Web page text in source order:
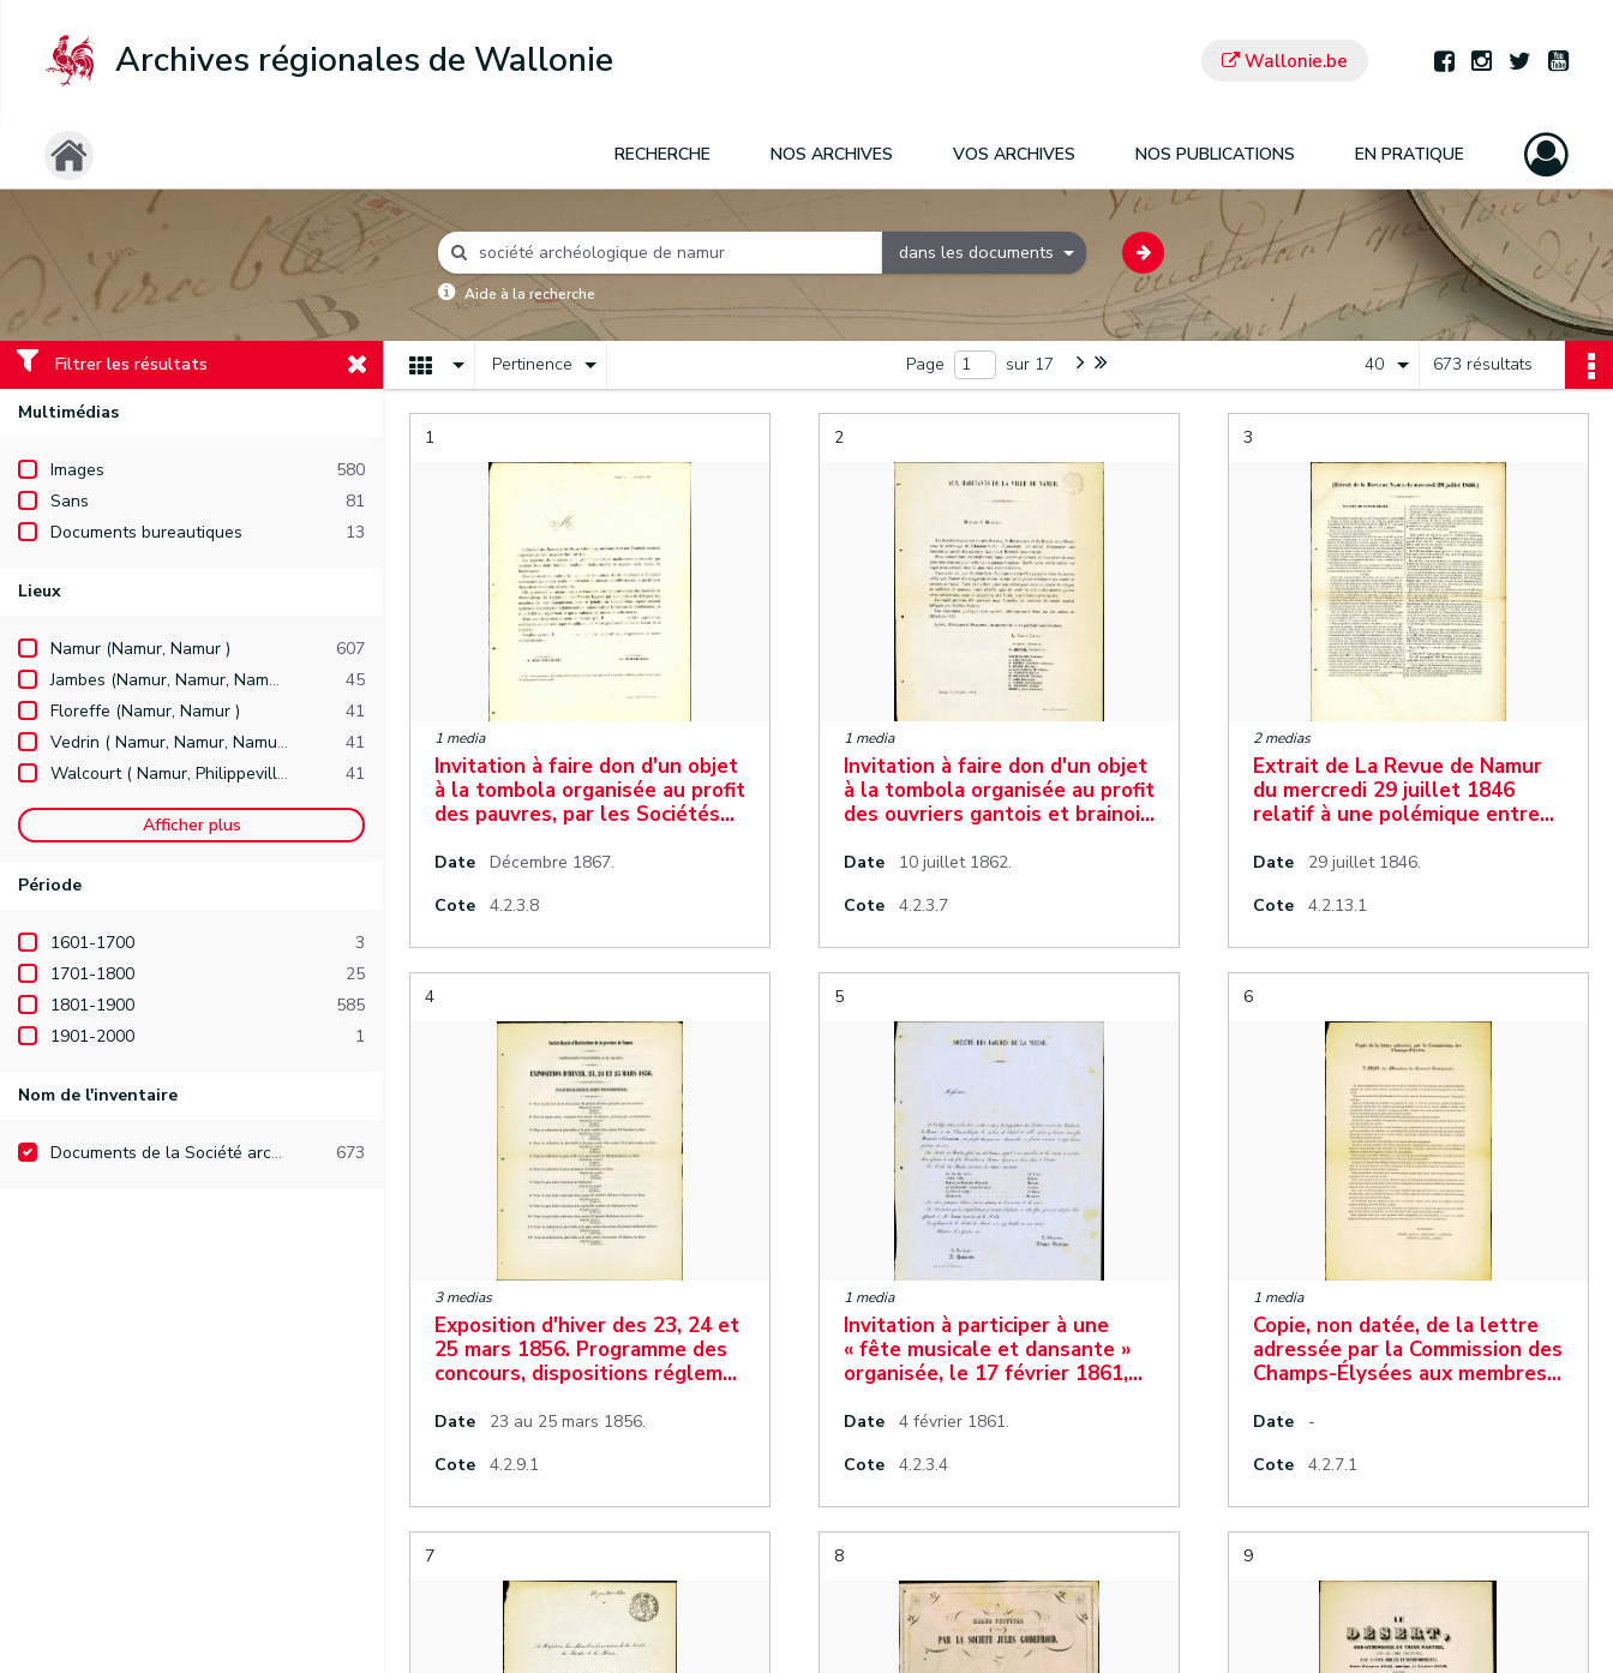
Archives régionales de Wallonie Wallonie.be
RECHERCHE NOS ARCHIVES VOS ARCHIVES NOS PUBLICATIONS EN PRATIQUE
dans les documents
Aide à la recherche
Filtrer les résultats
Multimédias
Images
580
Sans
81
Documents bureautiques
13
Lieux
Namur (Namur, Namur )
607
Jambes (Namur, Namur, Namur )
45
Floreffe (Namur, Namur )
41
Vedrin ( Namur, Namur, Namur )
41
Walcourt ( Namur, Philippeville )
41
Afficher plus
Période
1601-1700
3
1701-1800
25
1801-1900
585
1901-2000
1
Nom de l'inventaire
Documents de la Société archéologique de Namur 673
Pertinence Page sur 17 673 résultats
40
1
1 media
Invitation à faire don d'un objet
à la tombola organisée au profit
des pauvres, par les Sociétés…
Date
Décembre 1867.
Cote
4.2.3.8
2
1 media
Invitation à faire don d'un objet
à la tombola organisée au profit
des ouvriers gantois et brainoi…
Date
10 juillet 1862.
Cote
4.2.3.7
3
2 medias
Extrait de La Revue de Namur
du mercredi 29 juillet 1846
relatif à une polémique entre…
Date
29 juillet 1846.
Cote
4.2.13.1
4
3 medias
Exposition d'hiver des 23, 24 et
25 mars 1856. Programme des
concours, dispositions réglem…
Date
23 au 25 mars 1856.
Cote
4.2.9.1
5
1 media
Invitation à participer à une
« fête musicale et dansante »
organisée, le 17 février 1861,…
Date
4 février 1861.
Cote
4.2.3.4
6
1 media
Copie, non datée, de la lettre
adressée par la Commission des
Champs-Élysées aux membres…
Date
-
Cote
4.2.7.1
7 8 9